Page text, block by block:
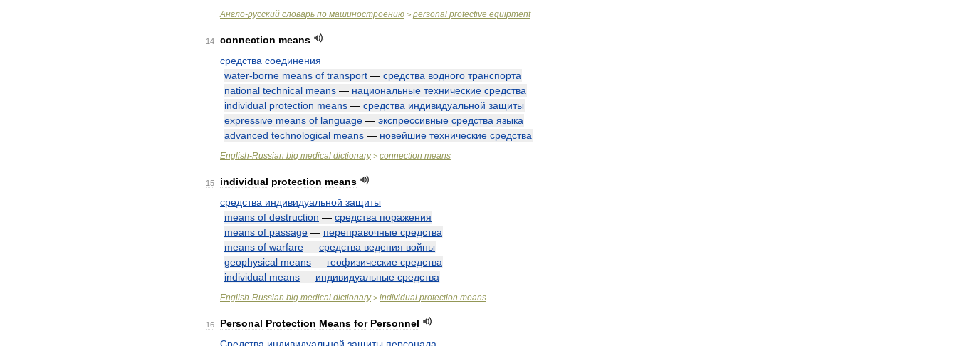
Англо-русский словарь по машиностроению > personal protective equipment
14 connection means
средства соединения
water-borne means of transport — средства водного транспорта
national technical means — национальные технические средства
individual protection means — средства индивидуальной защиты
expressive means of language — экспрессивные средства языка
advanced technological means — новейшие технические средства
English-Russian big medical dictionary> connection means
15 individual protection means
средства индивидуальной защиты
means of destruction — средства поражения
means of passage — переправочные средства
means of warfare — средства ведения войны
geophysical means — геофизические средства
individual means — индивидуальные средства
English-Russian big medical dictionary> individual protection means
16 Personal Protection Means for Personnel